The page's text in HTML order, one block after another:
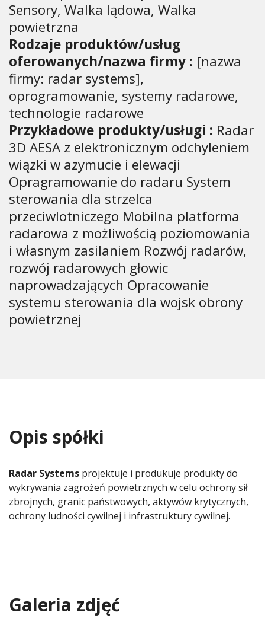
Sensory, Walka lądowa, Walka
powietrzna
Rodzaje produktów/usług
oferowanych/nazwa firmy : [nazwa
firmy: radar systems],
oprogramowanie, systemy radarowe,
technologie radarowe
Przykładowe produkty/usługi : Radar
3D AESA z elektronicznym odchyleniem
wiązki w azymucie i elewacji
Opragramowanie do radaru System
sterowania dla strzelca
przeciwlotniczego Mobilna platforma
radarowa z możliwością poziomowania
i własnym zasilaniem Rozwój radarów,
rozwój radarowych głowic
naprowadzających Opracowanie
systemu sterowania dla wojsk obrony
powietrznej
Opis spółki
Radar Systems projektuje i produkuje produkty do
wykrywania zagrożeń powietrznych w celu ochrony sił
zbrojnych, granic państwowych, aktywów krytycznych,
ochrony ludności cywilnej i infrastruktury cywilnej.
Galeria zdjęć